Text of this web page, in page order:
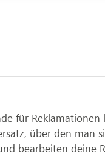
für
über den man
bearbeiten deine